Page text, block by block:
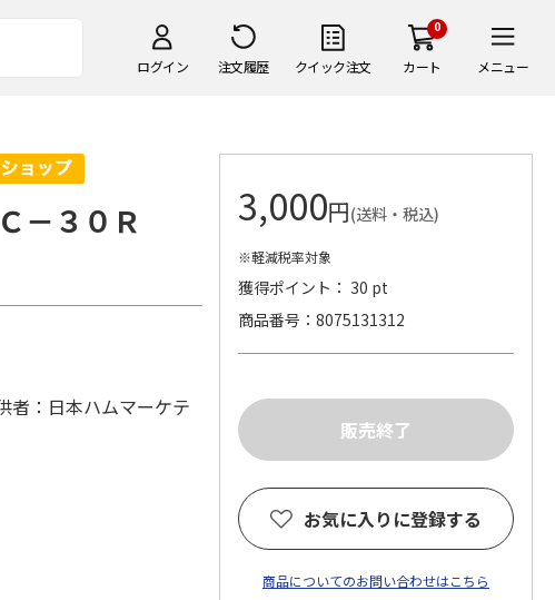
ログイン 注文履歴 クイック注文
0
カート メニュー
－３０Ｒ
：日本ハムマーケテ
3,000円(送料・税込)
※軽減税率対象
獲得ポイント： 30 pt
商品番号
8075131312
お気に入りに登録する
商品についてのお問い合わせはこちら